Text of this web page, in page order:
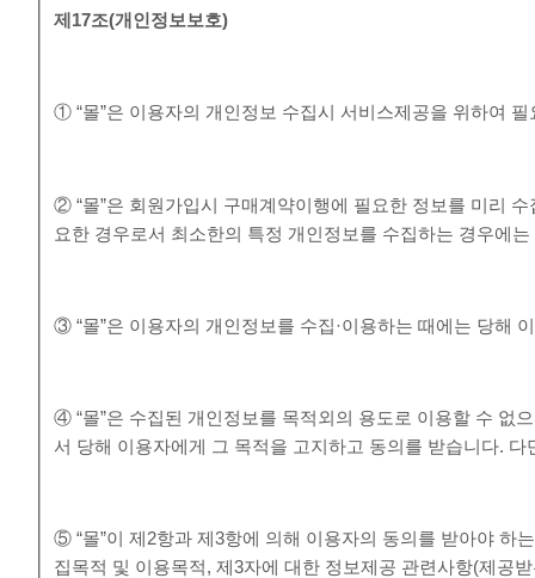
제 17조(개인정보보호)
① “몰”은 이용자의 개인정보 수집시 서비스제공을 위하여
② “몰”은 회원가입시 구매계약이행에 필요한 정보를 미리
요한 경우로서 최소한의 특정 개인정보를 수집하는 경우에
③ “몰”은 이용자의 개인정보를 수집·이용하는 때에는 당해
④ “몰”은 수집된 개인정보를 목적외의 용도로 이용할 수 없
서 당해 이용자에게 그 목적을 고지하고 동의를 받습니다.
⑤ “몰”이 제2항과 제3항에 의해 이용자의 동의를 받아야 하
집목적 및 이용목적, 제3자에 대한 정보제공 관련사항(제공